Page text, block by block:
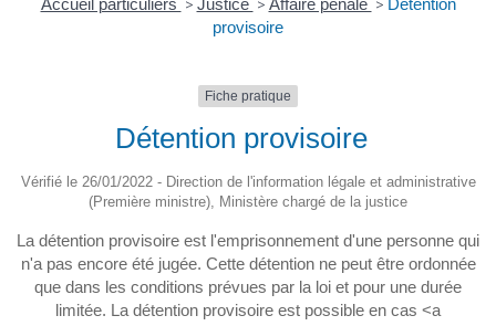
Accueil particuliers > Justice > Affaire pénale > Détention
provisoire
Fiche pratique
Détention provisoire
Vérifié le 26/01/2022 - Direction de l'information légale et administrative
(Première ministre), Ministère chargé de la justice
La détention provisoire est l'emprisonnement d'une personne qui
n'a pas encore été jugée. Cette détention ne peut être ordonnée
que dans les conditions prévues par la loi et pour une durée
limitée. La détention provisoire est possible en cas <a